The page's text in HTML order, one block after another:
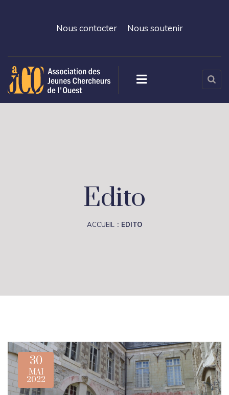
Nous contacter Nous soutenir
Edito
ACCUEIL EDITO
30
MAI
2022